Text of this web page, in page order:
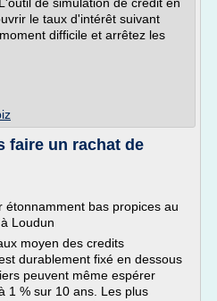
le taux d'intérêt suivant
difficile et arrêtez les
faire un rachat de
étonnamment bas propices au
Loudun
moyen des credits
durablement fixé en dessous
peuvent même espérer
1 % sur 10 ans. Les plus